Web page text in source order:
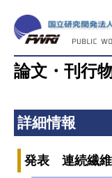
論文・刊行
詳細情報
発表 連続繊維